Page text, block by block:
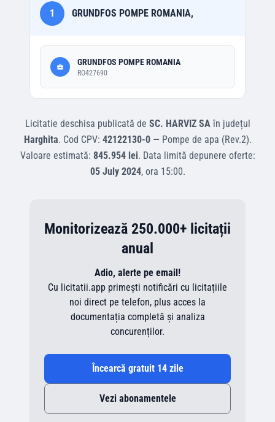
1 GRUNDFOS POMPE ROMANIA,
GRUNDFOS POMPE ROMANIA
RO427690
Licitatie deschisa publicată de SC. HARVIZ SAîn județul
Harghita. Cod CPV: 42122130-0— Pompe de apa (Rev.2).
Valoare estimată: 845.954 lei. Data limită depunere oferte:
05 July 2024, ora 15:00.
Monitorizează 250.000+ licitații
anual
Adio, alerte pe email!
Cu licitatii.app primești notificări cu licitațiile
noi direct pe telefon, plus acces la
documentația completă și analiza
concurenților.
Încearcă gratuit 14 zile
Vezi abonamentele